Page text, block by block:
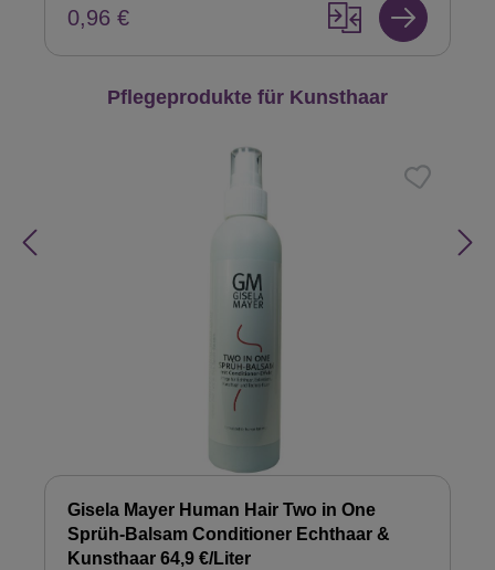
0,96 €
Produktgalerie überspringen
Pflegeprodukte für Kunsthaar
Gisela Mayer Human Hair Two in One
Sprüh-Balsam Conditioner Echthaar &
Kunsthaar 64,9 €/Liter